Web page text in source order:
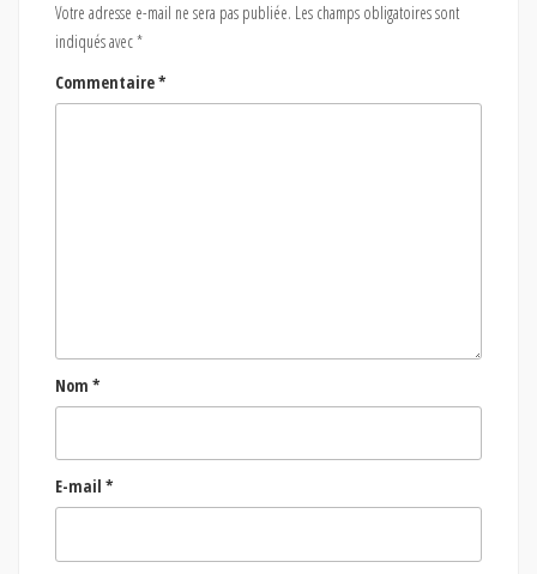
Votre adresse e-mail ne sera pas publiée. Les champs obligatoires sont
indiqués avec*
Commentaire*
Nom *
E-mail *